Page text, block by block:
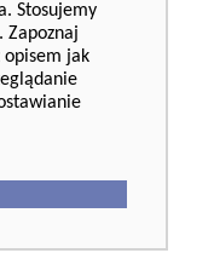
Stosujemy
Zapoznaj
opisem jak